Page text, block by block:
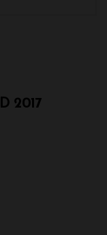
2017